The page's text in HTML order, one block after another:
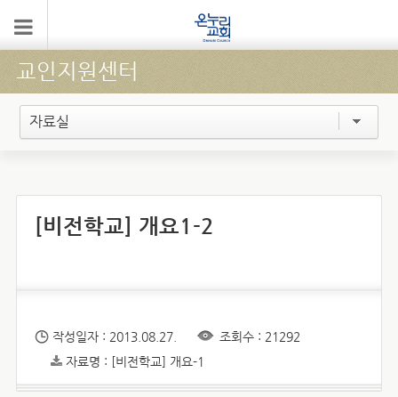
교인지원센터
자료실
[비전학교] 개요1-2
작성일자 : 2013.08.27.
조회수 : 21292
자료명 : [비전학교] 개요-1